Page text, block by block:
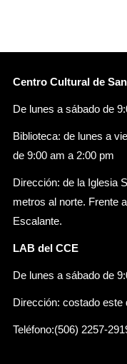
Centro Cultural de
De lunes a sábado de
Biblioteca: de lunes a
de 9:00 am a 2:00 pm
Dirección: de la Iglesia
metros al norte. Frente
Escalante.
LAB del CCE
De lunes a sábado de
Dirección: costado este
Teléfono:(506) 2257-